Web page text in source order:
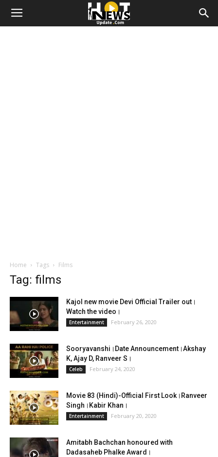
Home Tags Films
Tag: films
Kajol new movie Devi Official Trailer out।
Watch the video।
Entertainment February 26, 2020
Sooryavanshi।Date Announcement।Akshay
K, Ajay D, Ranveer S।
Celeb February 24, 2020
Movie 83 (Hindi)-Official First Look।Ranveer
Singh।Kabir Khan।
Entertainment February 20, 2020
Amitabh Bachchan honoured with
Dadasaheb Phalke Award।